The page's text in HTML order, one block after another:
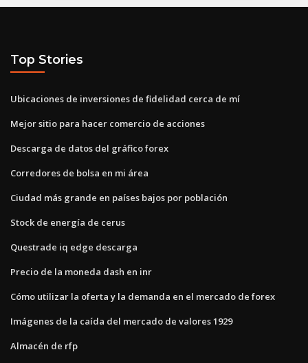
Top Stories
Ubicaciones de inversiones de fidelidad cerca de mí
Mejor sitio para hacer comercio de acciones
Descarga de datos del gráfico forex
Corredores de bolsa en mi área
Ciudad más grande en países bajos por población
Stock de energía de cerus
Questrade iq edge descarga
Precio de la moneda dash en inr
Cómo utilizar la oferta y la demanda en el mercado de forex
Imágenes de la caída del mercado de valores 1929
Almacén de rfp